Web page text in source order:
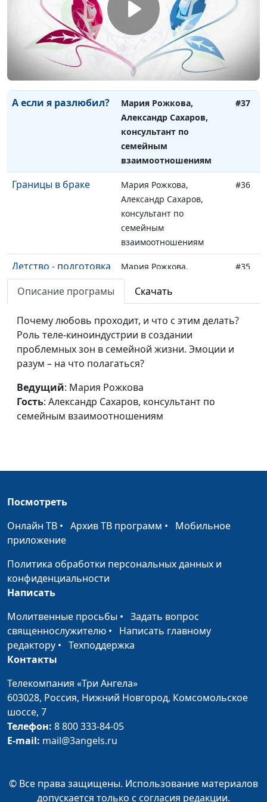
Поздний брак
Мария Рожкова,
Александр Сахаров,
консультант по
семейным
взаимоотношениям
А если я разлюбил?
Мария Рожкова,
Александр Сахаров,
консультант по
семейным
взаимоотношениям
#37
Границы в браке
Мария Рожкова,
Александр Сахаров,
консультант по
семейным
взаимоотношениям
#36
Детство - подготовка
к браку
Мария Рожкова,
Александр Сахаров,
консультант по
взаимоотношениям
#35
Счастливый брак
Мария Рожкова,
Александр Сахаров,
семейным
взаимоотношениям
семейным
Типичные ошибки
супругов
Александр Сахаров,
взаимоотношениям
Родители и дети:
консультант по
семейным
взаимоотношениям
Александр Сахаров,
консультант по
взаимоотношениям
консультант по
семейным
Описание програмы Скачать
Почему любовь проходит, и что с этим делать?
Роль теле-киноиндустрии в создании
проблемных зон в семейной жизни. Эмоции и
разум – на что полагаться?
Ведущий: Мария Рожкова
Гость: Александр Сахаров, консультант по
семейным взаимоотношениям
Посмотреть
Онлайн ТВ • Архив ТВ программ • Мобильное
приложение
Политика обработки персональных данных и
конфиденциальности
Написать
Молитвенные просьбы • Задать вопрос
священнослужителю • Написать главному
редактору • Техподдержка
Контакты
Телекомпания «Три Ангела»
603028, Россия, Нижний Новгород, Комсомольское
шоссе, 7
Телефон: 8 800 333-84-05
E-mail: mail@3angels.ru
© Все права защищены. Использование материалов
допускается только с согласия редакции.